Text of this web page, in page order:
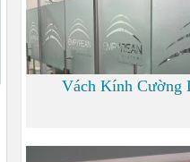
Vách Kính Cường
0